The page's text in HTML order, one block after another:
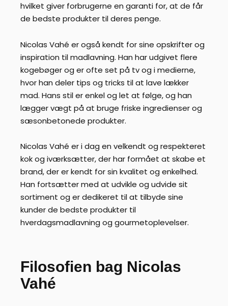
hvilket giver forbrugerne en garanti for, at de får
de bedste produkter til deres penge.
Nicolas Vahé er også kendt for sine opskrifter og
inspiration til madlavning. Han har udgivet flere
kogebøger og er ofte set på tv og i medierne,
hvor han deler tips og tricks til at lave lækker
mad. Hans stil er enkel og let at følge, og han
lægger vægt på at bruge friske ingredienser og
sæsonbetonede produkter.
Nicolas Vahé er i dag en velkendt og respekteret
kok og iværksætter, der har formået at skabe et
brand, der er kendt for sin kvalitet og enkelhed.
Han fortsætter med at udvikle og udvide sit
sortiment og er dedikeret til at tilbyde sine
kunder de bedste produkter til
hverdagsmadlavning og gourmetoplevelser.
Filosofien bag Nicolas
Vahé